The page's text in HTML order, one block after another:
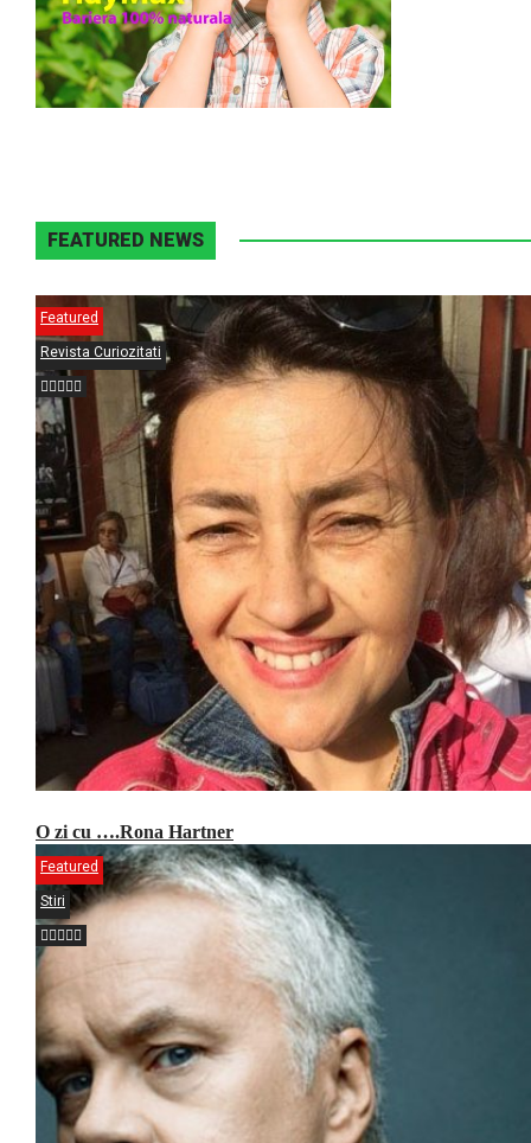
FEATURED NEWS
Featured
Revista Curiozitati
O zi cu ….Rona Hartner
Featured
Stiri